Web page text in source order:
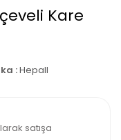
Kare
:Hepall
satışa